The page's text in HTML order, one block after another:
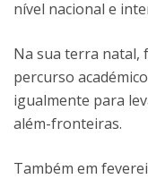
nível nacional e
Na sua terra natal,
percurso
igualmente para
além-fronteiras.
Também em